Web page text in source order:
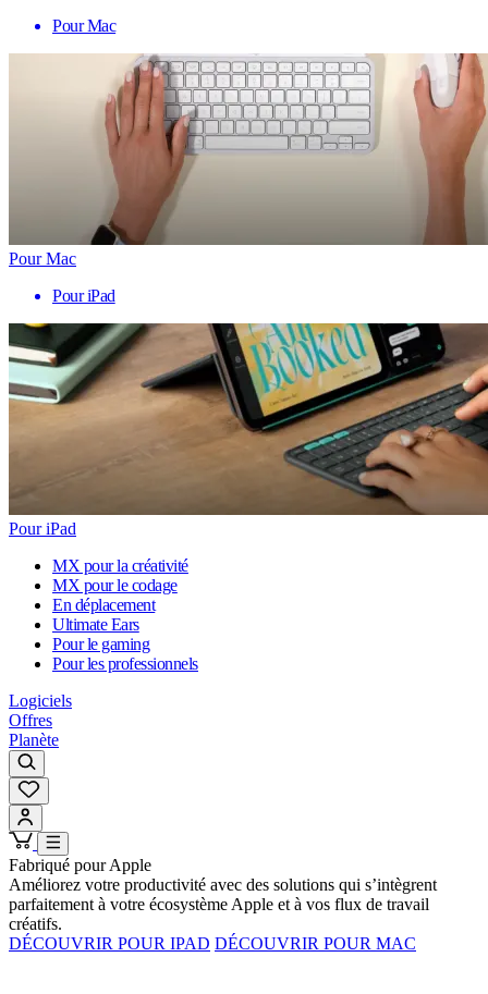
Pour Mac
Pour Mac
Pour iPad
Pour iPad
MX pour la créativité
MX pour le codage
En déplacement
Ultimate Ears
Pour le gaming
Pour les professionnels
Logiciels
Offres
Planète
Fabriqué pour Apple
Améliorez votre productivité avec des solutions qui s’intègrent
parfaitement à votre écosystème Apple et à vos flux de travail
créatifs.
DÉCOUVRIR POUR IPAD DÉCOUVRIR POUR MAC